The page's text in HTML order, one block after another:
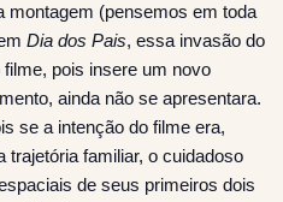
montagem (pensemos em toda
Dia dos Pais, essa invasão do
pois insere um novo
ainda não se apresentara.
se a intenção do filme era,
trajetória familiar, o cuidadoso
de seus primeiros dois